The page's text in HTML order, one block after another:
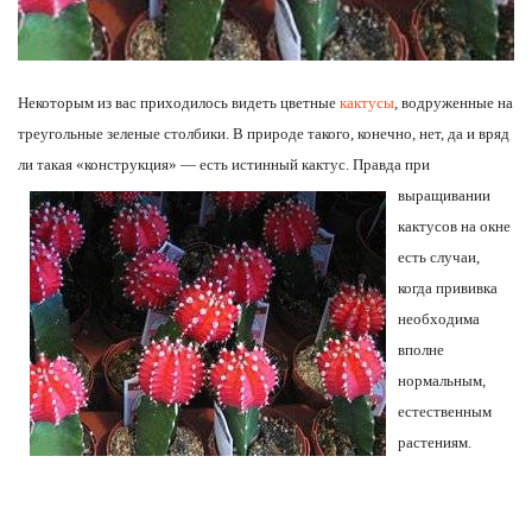
Некоторым из вас приходилось видеть цветные кактусы , водруженные на
треугольные зеленые столбики. В природе такого, конечно, нет, да и вряд
ли такая «конструкция» — есть истинный кактус. Правда при
выращивании
кактусов на окне
есть случаи,
когда прививка
необходима
вполне
нормальным,
естественным
растениям.